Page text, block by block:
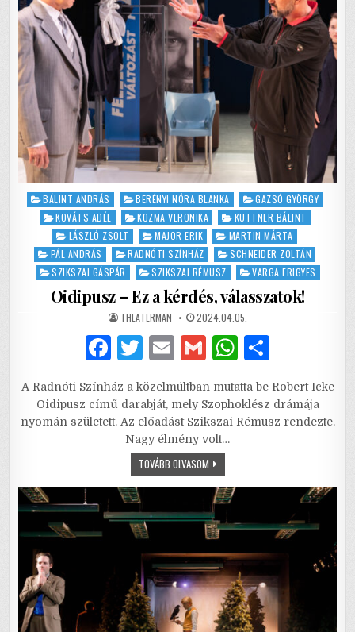
Posted
BÁLINT ANDRÁS BERÉNYI NÓRA BLANKA
GAZSÓ GYÖRGY
KOVÁTS ADÉL
KOZMA VERONIKA
KUTTNER BÁLINT
LÁSZLÓ ZSOLT
MAJOR ERIK
MARTIN MÁRTA
PÁL ANDRÁS
RADNÓTI SZÍNHÁZ
SCHNEIDER ZOLTÁN
SZIKSZAI GÁSPÁR
SZIKSZAI RÉMUSZ VARGA FRIGYES
Oidipusz – Ez a kérdés, válasszatok!
AUTHOR:
THEATERMAN PUBLISHED
DATE:
2024.04.05.
F
c
e
b
o
k
T
it
te
r
E
ai
l
G
ai
l
W
at
s
ar
e
A Radnóti Színház a közelmúltban mutatta be Robert Icke
Oidipusz című darabját, mely Szophoklész drámája
nyomán született. Az előadást Szikszai Rémusz rendezte.
Nagy élmény volt…
TOVÁBB OLVASOMOIDIPUSZ
–
KÉRDÉS,
VÁLASSZATOK!